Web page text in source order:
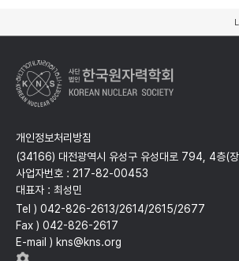
개인정보처리방침
(34166) 대전광역시 유성구 유성대로 794, 4층(장
사업자번호 : 217-82-00453
대표자 : 최성민
Tel ) 042-826-2613/2614/2615/2677
Fax ) 042-826-2617
E-mail ) kns@kns.org